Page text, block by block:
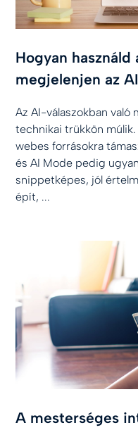
Hogyan
megjelenjen az
Az AI-válaszokban való
technikai trükkön
webes forrásokra
és AI Mode pedig
snippetképes, jól
épít, ...
A mesterséges